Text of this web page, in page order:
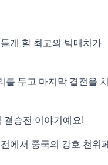
게 할 최고의 빅매치가
두고 마지막 결전을 치
결승전 이야기예요!
에서 중국의 강호 천위페